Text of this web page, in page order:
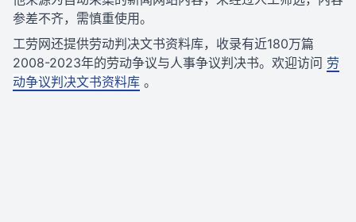
参差不齐，需慎重使用。
工劳网还提供劳动判决文书资料库，收录有近180万篇
2008-2023年的劳动争议与人事争议判决书。欢迎访问 劳
动争议判决文书资料库 。